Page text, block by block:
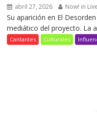
abril 27, 2026 Now! in Live
Su aparición en El
mediático del proyecto. La
Cantantes Culturales